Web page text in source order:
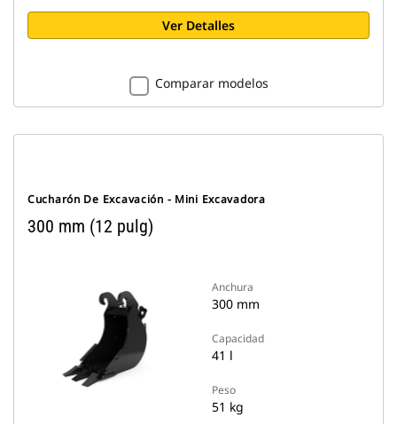
Ver Detalles
Comparar modelos
Cucharón De Excavación - Mini Excavadora
300 mm (12 pulg)
Anchura
300 mm
Capacidad
41 l
Peso
51 kg